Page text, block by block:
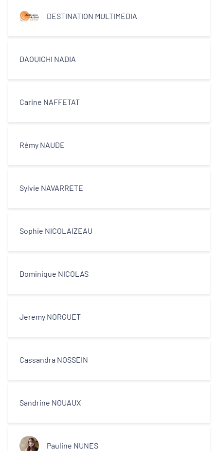
DESTINATION MULTIMEDIA
DAOUICHI NADIA
Carine NAFFETAT
Rémy NAUDE
Sylvie NAVARRETE
Sophie NICOLAIZEAU
Dominique NICOLAS
Jeremy NORGUET
Cassandra NOSSEIN
Sandrine NOUAUX
Pauline NUNES